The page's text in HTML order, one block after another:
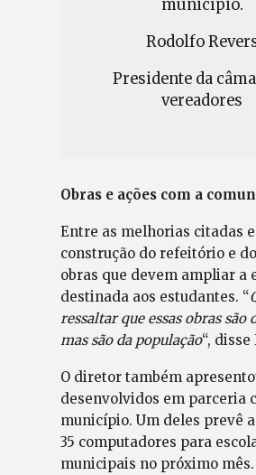
município.
Rodolfo
Presidente da
vereadores
Obras e ações com a
Entre as melhorias citadas
construção do refeitório e
obras que devem ampliar a
destinada aos estudantes. “
ressaltar que essas obras são
mas são da população“, disse
O diretor também
desenvolvidos em parceria
município. Um deles prevê
35 computadores para
municipais no próximo